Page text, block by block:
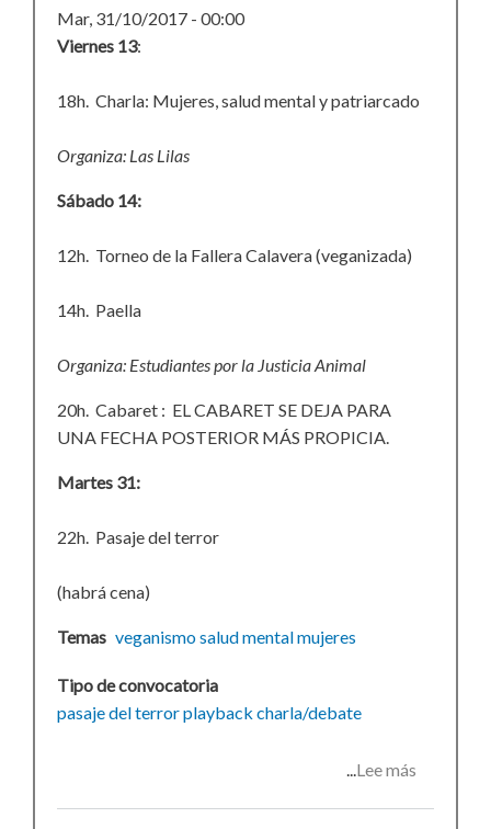
Mar, 31/10/2017 - 00:00
Viernes 13:
18h. Charla: Mujeres, salud mental y patriarcado
Organiza: Las Lilas
Sábado 14:
12h. Torneo de la Fallera Calavera (veganizada)
14h. Paella
Organiza: Estudiantes por la Justicia Animal
20h. Cabaret : EL CABARET SE DEJA PARA
UNA FECHA POSTERIOR MÁS PROPICIA.
Martes 31:
22h. Pasaje del terror
(habrá cena)
Temas veganismosalud mentalmujeres
Tipo de convocatoria
pasaje del terrorplayback charla/debate
Lee más